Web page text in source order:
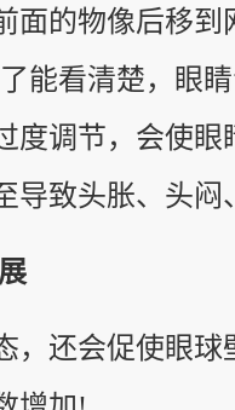
面的物像后移到
能看清楚，眼
度调节，会使眼
导致头胀、头闷
还会促使眼球